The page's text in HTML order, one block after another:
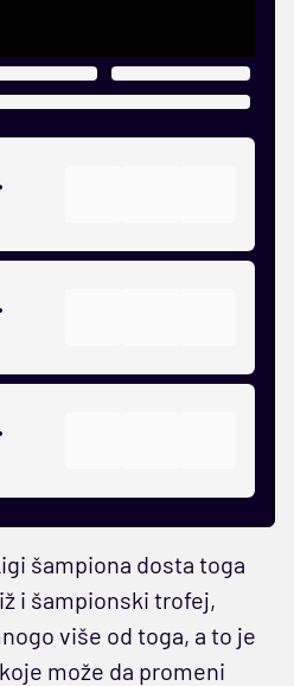
šampiona dosta toga
i šampionski trofej,
više od toga, a to je
može da promeni